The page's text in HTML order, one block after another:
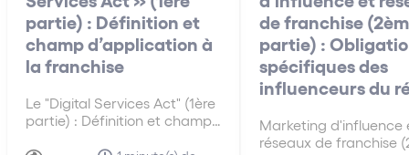
partie) : Définition et
champ d’application à
la franchise
Le "Digital Services Act" (1ère
partie) : Définition et champ
de franchise
partie) :
spécifiques des
influenceurs du
Marketing d'influence
réseaux de franchise